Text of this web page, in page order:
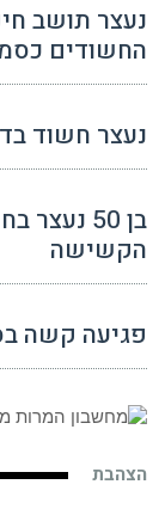
נעצר תושב
החשודים
נעצר חשוד
בן 50
הקשישה
פגיעה קשה
הצהבת